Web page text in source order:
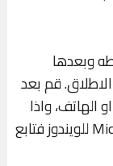
وبعدها
قم بعد
الهاتف، واذا
كنت قد قمت بتحميل متصفح Microsot Edge للويندوز فتابع